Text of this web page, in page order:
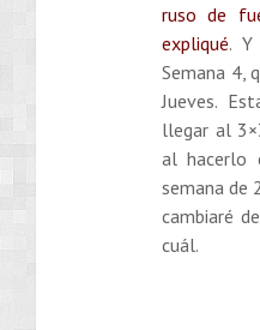
ruso de
expliqué.
Semana 4,
Jueves.
llegar al
al hacerlo
semana de
cambiaré
cuál.